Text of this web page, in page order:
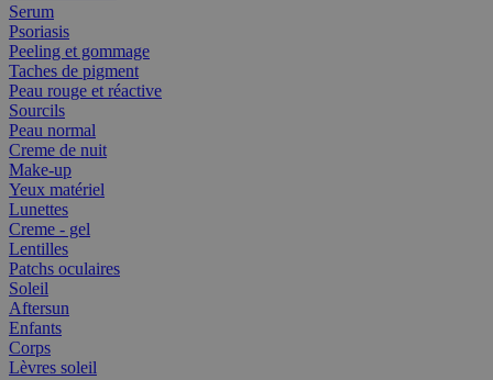
Serum
Psoriasis
Peeling et gommage
Taches de pigment
Peau rouge et réactive
Sourcils
Peau normal
Creme de nuit
Make-up
Yeux matériel
Lunettes
Creme - gel
Lentilles
Patchs oculaires
Soleil
Aftersun
Enfants
Corps
Lèvres soleil